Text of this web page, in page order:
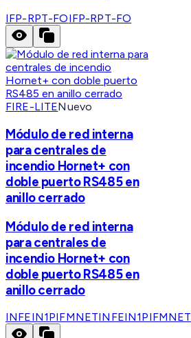
IFP-RPT-FOIFP-RPT-FO
FIRE-LITENuevo
Módulo de red interna
para centrales de
incendio Hornet+ con
doble puerto RS485 en
anillo cerrado
Módulo de red interna
para centrales de
incendio Hornet+ con
doble puerto RS485 en
anillo cerrado
INFEIN1PIFMNETINFEIN1PIFMNET